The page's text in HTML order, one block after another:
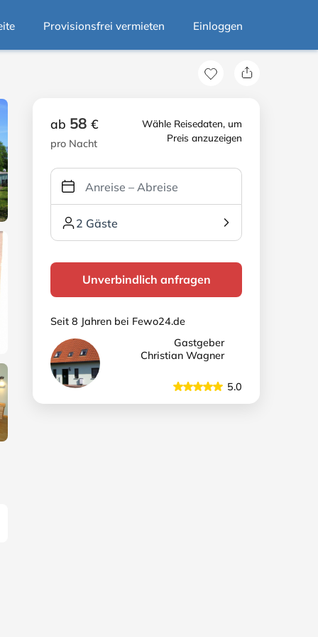
Provisionsfrei vermieten Einloggen
Wähle Reisedaten, um
Preis anzuzeigen
ab 58 €
pro Nacht
2 Gäste
Unverbindlich anfragen
Seit 8 Jahren bei Fewo24.de
Gastgeber
Christian Wagner
5.0